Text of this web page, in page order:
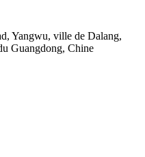
Yangwu, ville de Dalang,
Guangdong, Chine